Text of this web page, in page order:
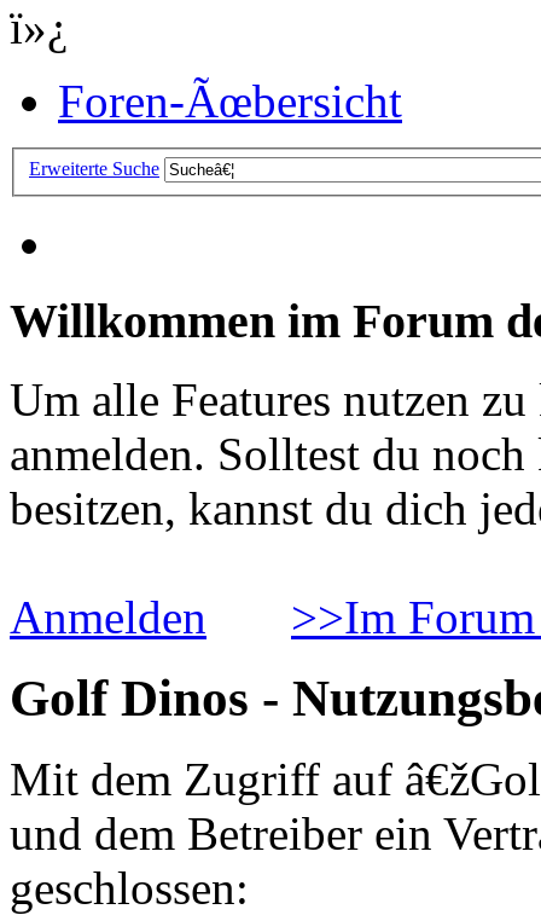
ï»¿
Foren-Ãœbersicht
Erweiterte Suche
Willkommen im Forum
Um alle Features nutzen
anmelden. Solltest du
besitzen, kannst du dich
Anmelden >>Im
Golf Dinos -
Mit dem Zugriff auf
und dem Betreiber ein
geschlossen: